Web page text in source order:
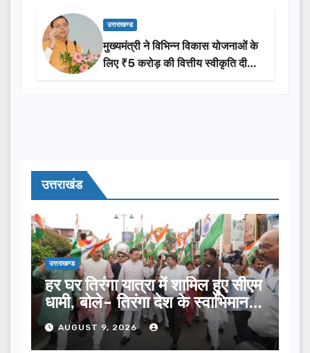
उत्तराखण्ड
मुख्यमंत्री ने विभिन्न विकास योजनाओं के
लिए ₹5 करोड़ की वित्तीय स्वीकृति दी…
उत्तराखंड
उत्तराखण्ड
हर घर तिरंगा यात्रा में शामिल हुए सीएम
धामी, बोले- तिरंगा देश के स्वाभिमान
का प्रतीक
AUGUST 9, 2026